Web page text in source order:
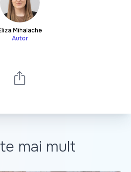
Mihalache
Autor
mai mult